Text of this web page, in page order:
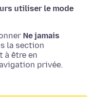
utiliser le mode
Ne jamais
la section
à être en
privée.